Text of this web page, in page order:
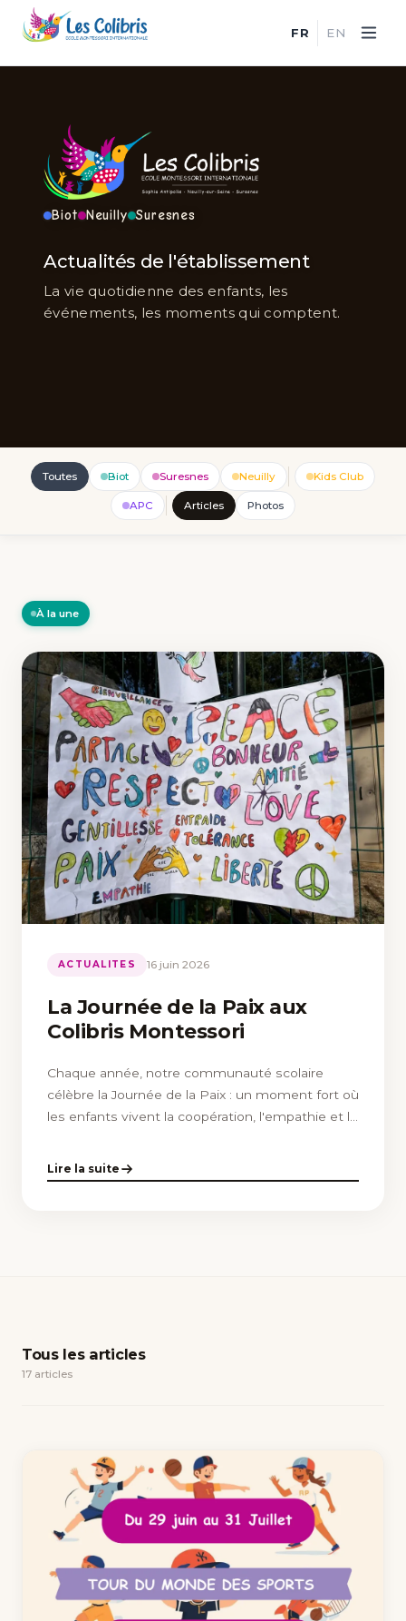
FR EN
Biot Neuilly Suresnes
Actualités de l'établissement
La vie quotidienne des enfants, les
événements, les moments qui comptent.
Toutes Biot Suresnes Neuilly Kids Club
APC Articles Photos
À la une
ACTUALITES 16 juin 2026
La Journée de la Paix aux
Colibris Montessori
Chaque année, notre communauté scolaire
célèbre la Journée de la Paix : un moment fort où
les enfants vivent la coopération, l'empathie et le
Lire la suite
Tous les articles
17 articles